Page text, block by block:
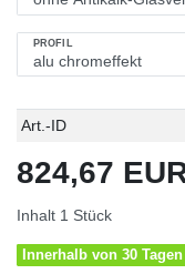
PROFIL
Technisches
Wert
Art.-ID
824,67
Inhalt 1 Stück
Innerhalb von 30